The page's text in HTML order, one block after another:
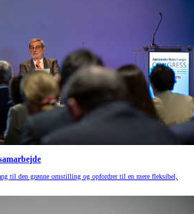
til den grønne omstilling og opfordrer til en mere fleksibel,